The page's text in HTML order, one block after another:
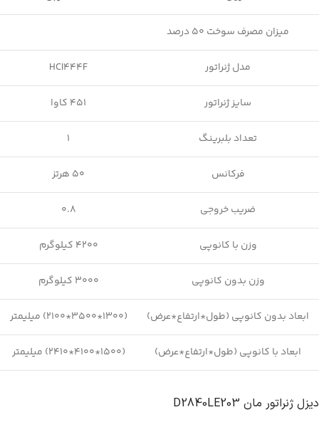
میزان مصرف سوخت 50 درصد
مدل ژنراتور HCI444F
سایز ژنراتور 451 کاوا
تعداد بلبرینگ 1
فرکانس 50 هرتز
ضریب خروجی 0.8
وزن با کانوپی 4200 کیلوگرم
وزن بدون کانوپی 3000 کیلوگرم
ابعاد بدون کانوپی (طول*ارتفاع*عرض) (1300*3500*2100) میلیمتر
ابعاد با کانوپی (طول*ارتفاع*عرض) (1500*4100*2410) میلیمتر
دیزل ژنراتور مان D2840LE203